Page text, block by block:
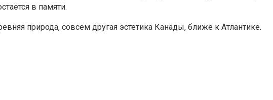
в памяти.
природа, совсем другая эстетика Канады, ближе к Атлантике.